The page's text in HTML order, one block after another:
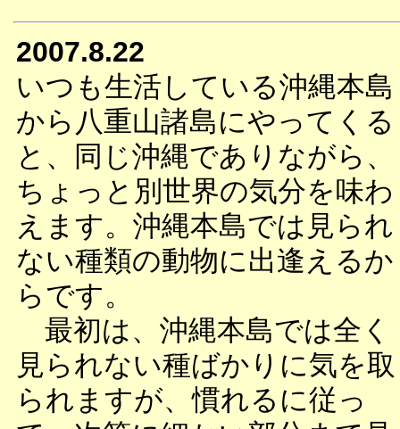
2007.8.22
いつも生活している沖縄本島
から八重山諸島にやってくる
と、同じ沖縄でありながら、
ちょっと別世界の気分を味わ
えます。沖縄本島では見られ
ない種類の動物に出逢えるか
らです。
最初は、沖縄本島では全く
見られない種ばかりに気を取
られますが、慣れるに従っ